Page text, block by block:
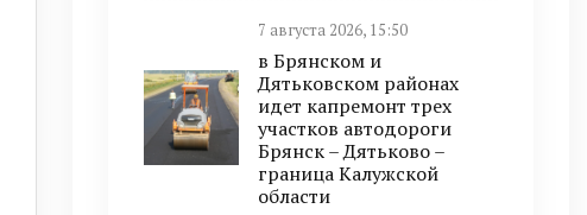
7 августа 2026, 15:50
в Брянском и
Дятьковском районах
идет капремонт трех
участков автодороги
Брянск – Дятьково –
граница Калужской
области